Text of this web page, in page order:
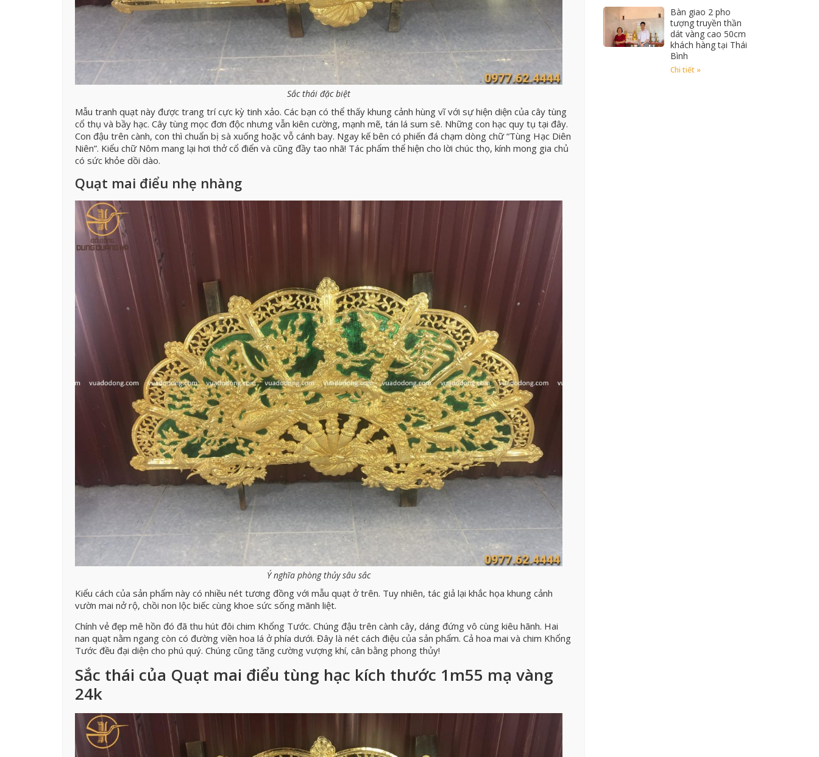
Sắc thái đặc biệt
Mẫu tranh quạt này được trang trí cực kỳ tinh xảo. Các bạn có thể thấy khung cảnh hùng vĩ với sự hiện diện của cây tùng
cổ thụ và bầy hạc. Cây tùng mọc đơn độc nhưng vẫn kiên cường, mạnh mẽ, tán lá sum sê. Những con hạc quy tụ tại đây.
Con đậu trên cành, con thì chuẩn bị sà xuống hoặc vỗ cánh bay. Ngay kế bên có phiến đá chạm dòng chữ “Tùng Hạc Diên
Niên”. Kiểu chữ Nôm mang lại hơi thở cổ điển và cũng đầy tao nhã! Tác phẩm thể hiện cho lời chúc thọ, kính mong gia chủ
có sức khỏe dồi dào.
Quạt mai điểu nhẹ nhàng
Ý nghĩa phòng thủy sâu sắc
Kiểu cách của sản phẩm này có nhiều nét tương đồng với mẫu quạt ở trên. Tuy nhiên, tác giả lại khắc họa khung cảnh
vườn mai nở rộ, chồi non lộc biếc cùng khoe sức sống mãnh liệt.
Chính vẻ đẹp mê hồn đó đã thu hút đôi chim Khổng Tước. Chúng đậu trên cành cây, dáng đứng vô cùng kiêu hãnh. Hai
nan quạt nằm ngang còn có đường viền hoa lá ở phía dưới. Đây là nét cách điệu của sản phẩm. Cả hoa mai và chim Khổng
Tước đều đại diện cho phú quý. Chúng cũng tăng cường vượng khí, cân bằng phong thủy!
Sắc thái của Quạt mai điểu tùng hạc kích thước 1m55 mạ vàng
24k
Bàn giao 2 pho
tượng truyền thần
dát vàng cao 50cm
khách hàng tại Thái
Bình
Chi tiết »